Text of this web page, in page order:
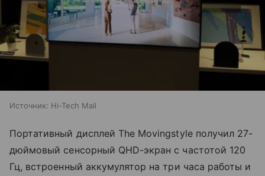
Источник: Hi-Tech Mail
Портативный дисплей The Movingstyle получил 27-
дюймовый сенсорный QHD-экран с частотой 120
Гц, встроенный аккумулятор на три часа работы и